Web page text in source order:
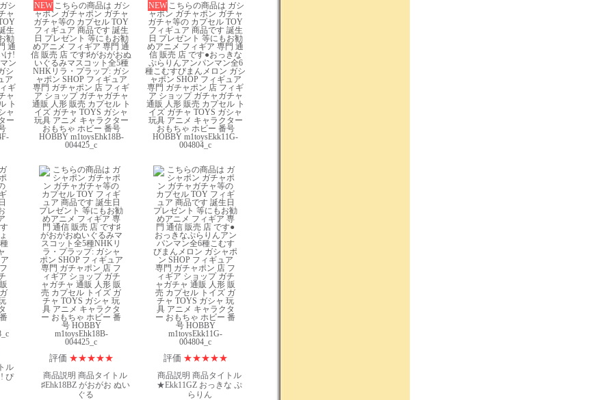
シ
ャ
生
勧
通
け!
ン
シ
ア
ギ
ャ
ト
ャ
ー
ル
ぴ
NEW こちらの商品は ガシ
ャポン ガチャポン ガチャ
ガチャ等の カプセル TOY
フィギュア 商品です 誕生
日 プレゼント 等にもお勧
めアニメ フィギア 専門 通
信 販売 店 です♯がおがおぬ
いぐるみマスコット全5種
NHKリラ・プラップ: ガシ
ャポン SHOP フィギュア
専門 ガチャポン 店 フィギ
ア ショップ ガチャガチャ
通販 人形 販売 カプセル ト
イズ ガチャ TOYS ガシャ
玩具 アニメ キャラクター
おもちゃ ホビー 番号
HOBBY m1toysEhk18B-
004425_c
評価 ★★★★★
商品説明 商品タイトル
♯Ehk18BZ がおがお ぬい
ぐる
NEW こちらの商品は ガシ
ャポン ガチャポン ガチャ
ガチャ等の カプセル TOY
フィギュア 商品です 誕生
日 プレゼント 等にもお勧
めアニメ フィギア 専門 通
信 販売 店 です●おっきな
ぷらりんアンパンマン全6
種こむすびまんメロン ガシ
ャポン SHOP フィギュア
専門 ガチャポン 店 フィギ
ア ショップ ガチャガチャ
通販 人形 販売 カプセル ト
イズ ガチャ TOYS ガシャ
玩具 アニメ キャラクター
おもちゃ ホビー 番号
HOBBY m1toysEkk11G-
004804_c
評価 ★★★★★
商品説明 商品タイトル
★Ekk11GZ おっきな ぷ
らりん